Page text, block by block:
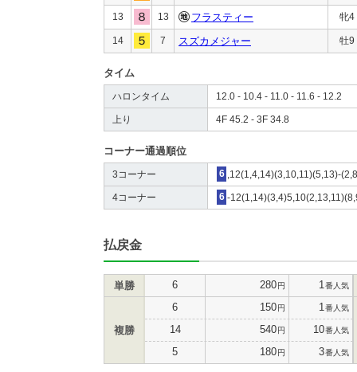
13 13 フラスティー 牝4
14 7 スズカメジャー 牡9
タイム
ハロンタイム 12.0 - 10.4 - 11.0 - 11.6 - 12.2
上り 4F 45.2 - 3F 34.8
コーナー通過順位
3コーナー 6 ,12(1,4,14)(3,10,11)(5,13)-
4コーナー 6 -
払戻金
単勝 6 280円 1 番人気
複勝
6 150円 1 番人気
14 540円 10番人気
5 180円 3番人気